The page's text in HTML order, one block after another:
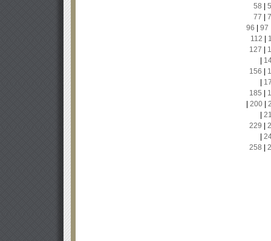
58
77
96
97
112
127
156
185
200|
229
258